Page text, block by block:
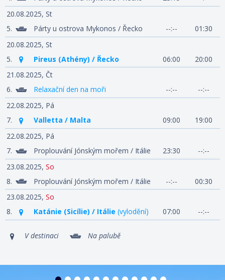
20.08.2025, St
5.
Párty u ostrova Mykonos / Řecko --:--
01:30
20.08.2025, St
5.
Pireus (Athény) / Řecko 06:00
20:00
21.08.2025, Čt
6.
Relaxační den na moři --:--
--:--
22.08.2025, Pá
7.
Valletta / Malta 09:00
19:00
22.08.2025, Pá
7.
Proplouvání Jónským mořem / Itálie 23:30
--:--
23.08.2025, So
8.
Proplouvání Jónským mořem / Itálie --:--
00:30
23.08.2025, So
8.
Katánie (Sicílie) / Itálie (vylodění) 07:00 --:--
V destinaci Na palubě